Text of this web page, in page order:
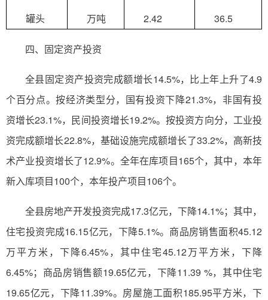
罐头 万吨 2.42 36.5
四、固定资产投资
全县固定资产投资完成额增长14.5%，比上年上升了4.9
个百分点。按经济类型分，国有投资下降21.3%，非国有投
资增长23.1%，民间投资增长19.2%。按投资方向分，工业投
资完成额增长22.8%，基础设施完成额增长了33.2%，高新技
术产业投资增长了12.9%。全年在库项目165个，其中，本年
新入库项目100个，本年投产项目106个。
全县房地产开发投资完成17.3亿元，下降14.1%；其中，
住宅投资完成16.15亿元，下降5.1%。商品房销售面积45.12
万平方米，下降6.45%，其中住宅45.12万平方米，下降
6.45%；商品房销售额19.65亿元，下降11.39 %，其中住宅
19.65亿元，下降11.39%。房屋施工面积185.95平方米，下